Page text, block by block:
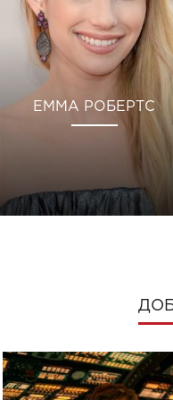
ЕММА РОБЕРТС